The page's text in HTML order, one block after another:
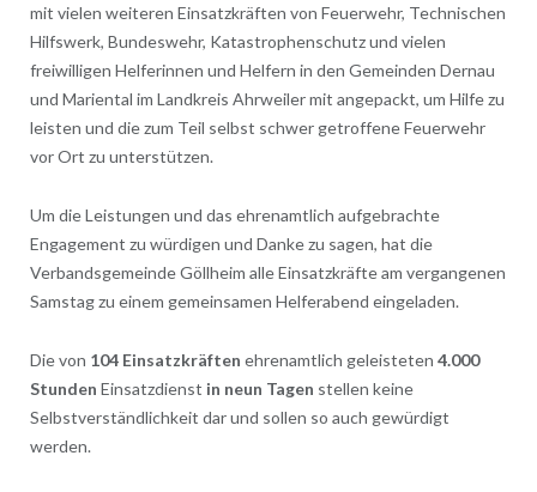
mit vielen weiteren Einsatzkräften von Feuerwehr, Technischen
Hilfswerk, Bundeswehr, Katastrophenschutz und vielen
freiwilligen Helferinnen und Helfern in den Gemeinden Dernau
und Mariental im Landkreis Ahrweiler mit angepackt, um Hilfe zu
leisten und die zum Teil selbst schwer getroffene Feuerwehr
vor Ort zu unterstützen.
Um die Leistungen und das ehrenamtlich aufgebrachte
Engagement zu würdigen und Danke zu sagen, hat die
Verbandsgemeinde Göllheim alle Einsatzkräfte am vergangenen
Samstag zu einem gemeinsamen Helferabend eingeladen.
Die von 104 Einsatzkräften ehrenamtlich geleisteten 4.000
Stunden Einsatzdienst in neun Tagen stellen keine
Selbstverständlichkeit dar und sollen so auch gewürdigt
werden.